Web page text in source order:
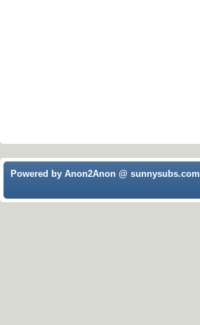
Powered by Anon2Anon @ sunnysubs.com